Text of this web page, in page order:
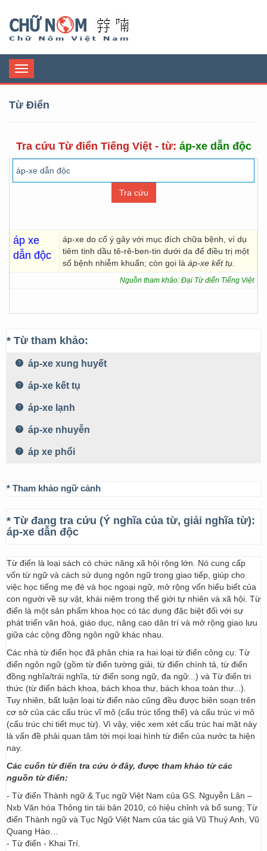
Toggle
navigation
Từ Điển
Tra cứu Từ điển Tiếng Việt - từ: áp-xe dẫn độc
áp xe
dẫn độc
áp-xe do cố ý gây với mục đích chữa bệnh, ví dụ
tiêm tinh dầu tê-rê-ben-tin dưới da để điều trị một
số bệnh nhiễm khuẩn; còn gọi là áp-xe kết tụ.
Nguồn tham khảo: Đại Từ điển Tiếng Việt
* Từ tham khảo:
áp-xe xung huyết
áp-xe kết tụ
áp-xe lạnh
áp-xe nhuyễn
áp xe phổi
* Tham khảo ngữ cảnh
* Từ đang tra cứu (Ý nghĩa của từ, giải nghĩa từ):
áp-xe dẫn độc
Từ điển là loại sách có chức năng xã hội rộng lớn. Nó cung cấp
vốn từ ngữ và cách sử dụng ngôn ngữ trong giao tiếp, giúp cho
việc học tiếng mẹ đẻ và học ngoại ngữ, mở rộng vốn hiểu biết của
con người về sự vật, khái niệm trong thế giới tự nhiên và xã hội. Từ
điển là một sản phẩm khoa học có tác dụng đặc biệt đối với sự
phát triển văn hoá, giáo dục, nâng cao dân trí và mở rộng giao lưu
giữa các cộng đồng ngôn ngữ khác nhau.
Các nhà từ điển học đã phân chia ra hai loại từ điển công cụ: Từ
điển ngôn ngữ (gồm từ điển tường giải, từ điển chính tả, từ điển
đồng nghĩa/trái nghĩa, từ điển song ngữ, đa ngữ...) và Từ điển tri
thức (từ điển bách khoa, bách khoa thư, bách khoa toàn thư...).
Tuy nhiên, bất luận loại từ điển nào cũng đều được biên soạn trên
cơ sở của các cấu trúc vĩ mô (cấu trúc tổng thể) và cấu trúc vi mô
(cấu trúc chi tiết mục từ). Vì vậy, việc xem xét cấu trúc hai mặt này
là vấn đề phải quan tâm tới mọi loại hình từ điển của nước ta hiện
nay.
Các cuốn từ điển tra cứu ở đây, được tham khảo từ các
nguồn từ điển:
- Từ điển Thành ngữ & Tục ngữ Việt Nam của GS. Nguyễn Lân –
Nxb Văn hóa Thông tin tái bản 2010, có hiệu chỉnh và bổ sung; Từ
điển Thành ngữ và Tục Ngữ Việt Nam của tác giả Vũ Thuý Anh, Vũ
Quang Hào…
- Từ điển - Khai Trí.